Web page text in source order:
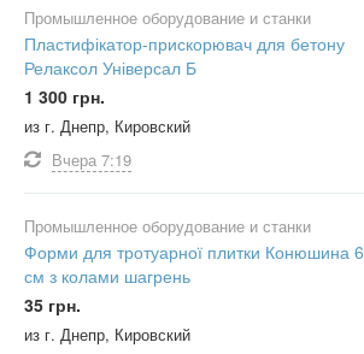
Промышленное оборудование и станки
Пластифікатор-прискорювач для бетону
Релаксол Універсал Б
1 300 грн.
из г. Днепр, Кировский
Вчера 7:19
Промышленное оборудование и станки
Форми для тротуарної плитки Конюшина 6
см з колами шагрень
35 грн.
из г. Днепр, Кировский